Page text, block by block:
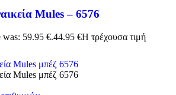
Mules – 6576
59.95 €.44.95 €Η τρέχουσα τιμή